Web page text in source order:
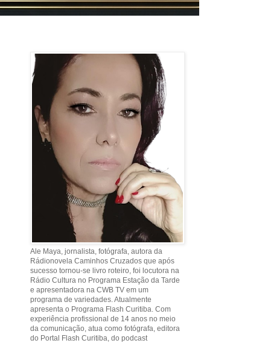
Ale Maya, jornalista, fotógrafa, autora da
Rádionovela Caminhos Cruzados que após
sucesso tornou-se livro roteiro, foi locutora na
Rádio Cultura no Programa Estação da Tarde
e apresentadora na CWB TV em um
programa de variedades. Atualmente
apresenta o Programa Flash Curitiba. Com
experiência profissional de 14 anos no meio
da comunicação, atua como fotógrafa, editora
do Portal Flash Curitiba, do podcast